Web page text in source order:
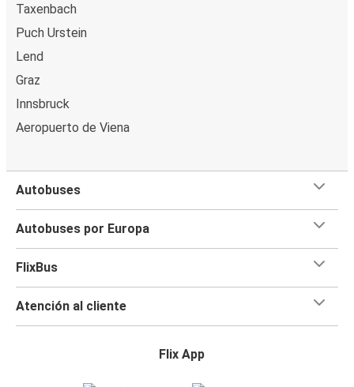
Taxenbach
Puch Urstein
Lend
Graz
Innsbruck
Aeropuerto de Viena
Autobuses
Autobuses por Europa
FlixBus
Atención al cliente
Flix App